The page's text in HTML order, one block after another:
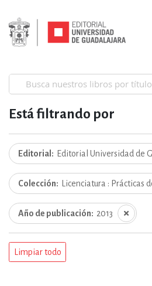
Está filtrando por
Editorial Editorial Universidad de
Colección Licenciatura : Prácticas
Año de publicación 2013
Limpiar todo